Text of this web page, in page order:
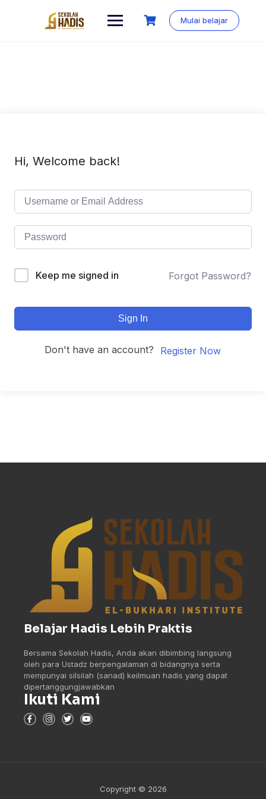
Mulai belajar
Hi, Welcome back!
Keep me signed in Forgot Password?
Sign In
Don't have an account? Register Now
Belajar Hadis Lebih Praktis
Bersama Sekolah Hadis, Anda akan dibimbing langsung
oleh para Ustadz berpengalaman di bidangnya serta
mempunyai silsilah (sanad) keilmuan hadis yang dapat
dipertanggungjawabkan
Ikuti Kami
Copyright © 2026